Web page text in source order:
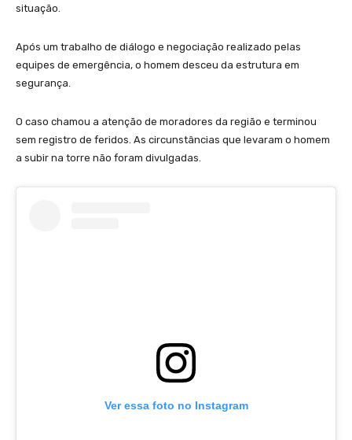
situação.
Após um trabalho de diálogo e negociação realizado pelas
equipes de emergência, o homem desceu da estrutura em
segurança.
O caso chamou a atenção de moradores da região e terminou
sem registro de feridos. As circunstâncias que levaram o homem
a subir na torre não foram divulgadas.
Ver essa foto no Instagram